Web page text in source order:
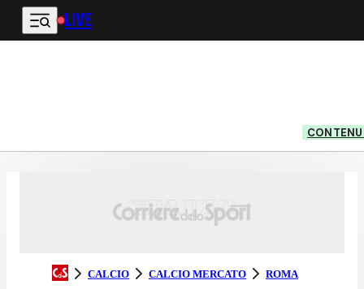
Vai al contenuto principale
LIVE
CALCIO CALCIO MERCATO ROMA